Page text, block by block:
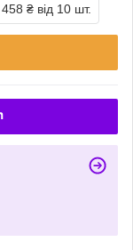
₴ від 10 шт.